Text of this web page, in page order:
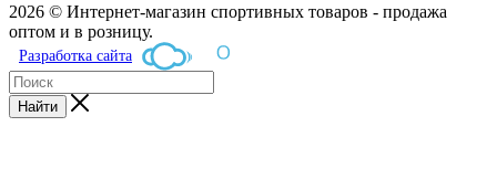
2026 © Интернет-магазин спортивных товаров - продажа
оптом и в розницу.
Разработка сайта
Найти